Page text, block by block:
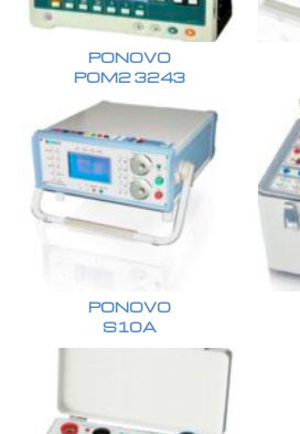
PONOVO
POM2 3243
PONOVO
S10A